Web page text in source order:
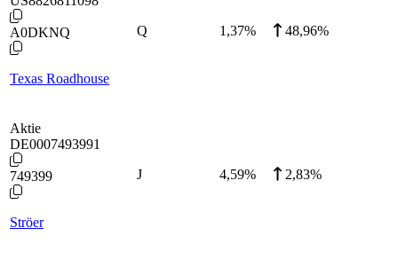
A0DKNQ
Texas Roadhouse
Q 1,37% 48,96%
Aktie
DE0007493991
749399
Ströer
J 4,59% 2,83%